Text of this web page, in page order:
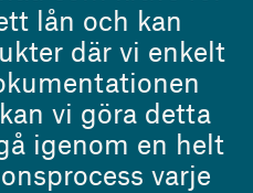
lån och kan
där vi enkelt
vi göra detta
igenom en helt
varje